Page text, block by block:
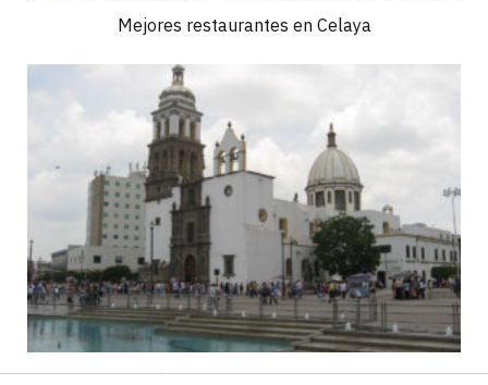
Mejores restaurantes en Celaya
Dónde comer en Irapuato